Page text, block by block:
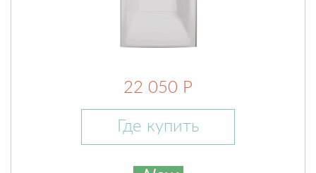
22 050 Р
Где купить